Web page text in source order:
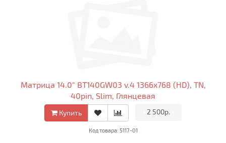
Матрица 14.0" BT140GW03 v.4 1366x768 (HD), TN,
40pin, Slim, Глянцевая
Купить 2 500р.
Код товара: 5117-01